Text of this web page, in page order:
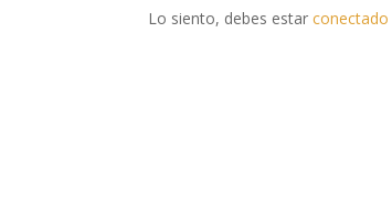
Lo siento, debes estarconectado